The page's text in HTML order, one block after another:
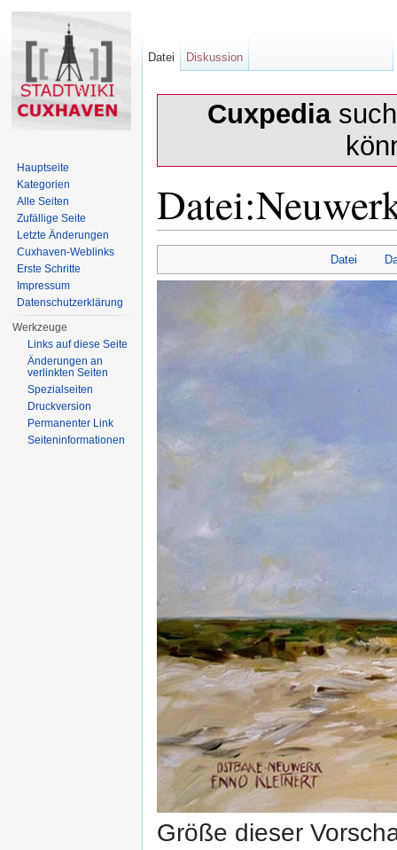
Cuxpedia
Datei
Größe dieser
Datei Diskussion
Hauptseite
Kategorien
Alle Seiten
Zufällige Seite
Letzte Änderungen
Cuxhaven-Weblinks
Erste Schritte
Impressum
Datenschutzerklärung
Werkzeuge
Links auf diese Seite
Änderungen an
verlinkten Seiten
Spezialseiten
Druckversion
Permanenter Link
Seiten­informationen